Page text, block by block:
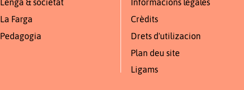
Lenga & societat
La Farga
Pedagogia
Informacions legales
Crèdits
Drets d'utilizacion
Plan deu site
Ligams